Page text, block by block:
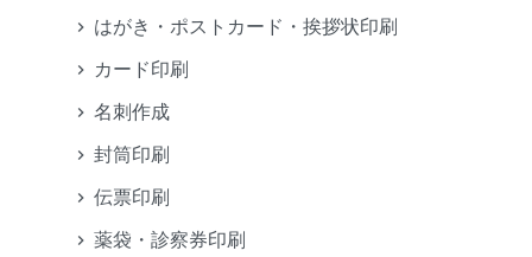
はがき・ポストカード・挨拶状印刷
カード印刷
名刺作成
封筒印刷
伝票印刷
薬袋・診察券印刷